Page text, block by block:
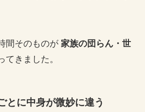
間そのものが 家族の団らん・世
てきました。
に中身が微妙に違う